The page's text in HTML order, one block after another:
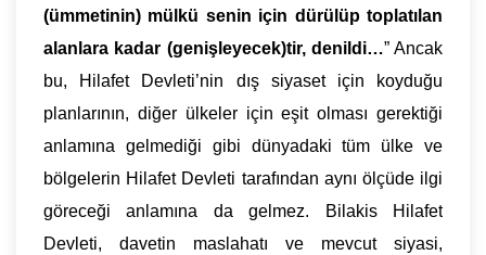
(ümmetinin) mülkü senin için dürülüp toplatılan
alanlara kadar (genişleyecek)tir, denildi…” Ancak
bu, Hilafet Devleti’nin dış siyaset için koyduğu
planlarının, diğer ülkeler için eşit olması gerektiği
anlamına gelmediği gibi dünyadaki tüm ülke ve
bölgelerin Hilafet Devleti tarafından aynı ölçüde ilgi
göreceği anlamına da gelmez. Bilakis Hilafet
Devleti, davetin maslahatı ve mevcut siyasi,